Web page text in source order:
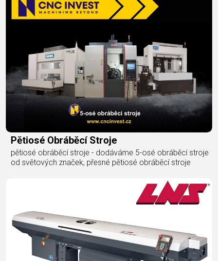
Pětiosé Obráběcí Stroje
pětiosé obráběcí stroje - dodáváme 5-osé obráběcí stroje
od světových značek, přesné pětiosé obráběcí stroje